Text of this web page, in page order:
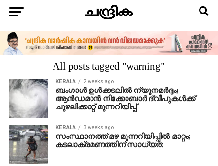
All posts tagged "warning"
KERALA 2 weeks ago
ബംഗാള്‍ ഉള്‍ക്കടലില്‍ ന്യൂനമര്‍ദ്ദം;
ആന്‍ഡമാന്‍ നിക്കോബാര്‍ ദ്വീപുകള്‍ക്ക്
ചുഴലിക്കാറ്റ് മുന്നറിയിപ്പ്
KERALA 3 weeks ago
സംസ്ഥാനത്ത് മഴ മുന്നറിയിപ്പില്‍ മാറ്റം;
കടലാക്രമണത്തിന് സാധ്യത